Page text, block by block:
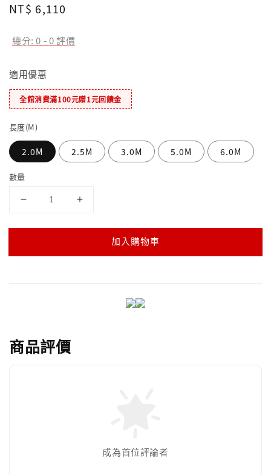
Regular
NT$ 6,110
總分:0 -0評價
適用優惠
全館消費滿100元贈1元回饋金
長度(M)
2.0M 2.5M 3.0M 5.0M 6.0M
數量
加入購物車
商品評價
成為首位評論者